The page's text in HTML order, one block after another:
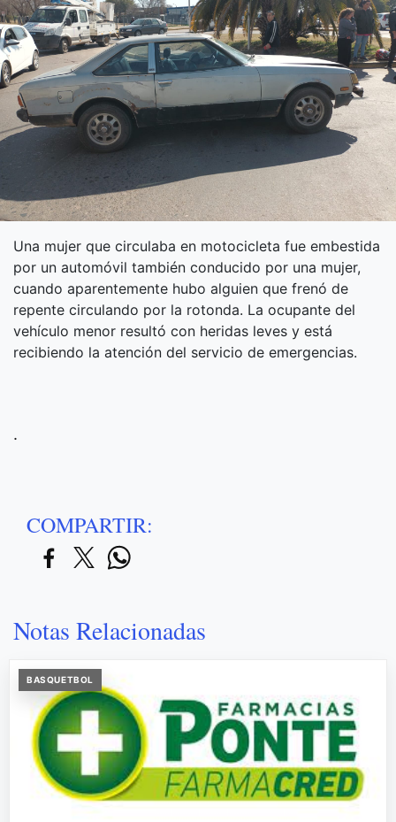
Una mujer que circulaba en motocicleta fue embestida
por un automóvil también conducido por una mujer,
cuando aparentemente hubo alguien que frenó de
repente circulando por la rotonda. La ocupante del
vehículo menor resultó con heridas leves y está
recibiendo la atención del servicio de emergencias.
.
COMPARTIR:
Notas Relacionadas
BASQUETBOL